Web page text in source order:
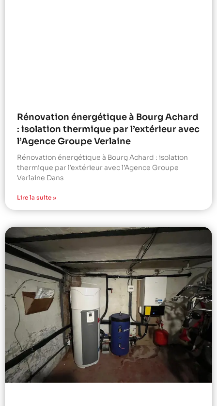
Rénovation énergétique à Bourg Achard
: isolation thermique par l’extérieur avec
l’Agence Groupe Verlaine
Rénovation énergétique à Bourg Achard : isolation
thermique par l’extérieur avec l’Agence Groupe
Verlaine Dans
Lire la suite »